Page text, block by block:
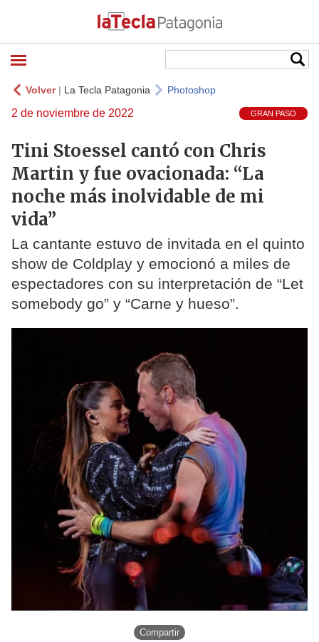
Volver| La Tecla Patagonia Photoshop
2 de noviembre de 2022 GRAN PASO
Tini Stoessel cantó con Chris
Martin y fue ovacionada: “La
noche más inolvidable de mi
vida”
La cantante estuvo de invitada en el quinto
show de Coldplay y emocionó a miles de
espectadores con su interpretación de “Let
somebody go” y “Carne y hueso”.
Compartir